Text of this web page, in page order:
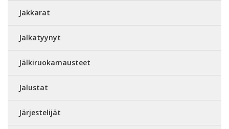
Jakkarat
Jalkatyynyt
Jälkiruokamausteet
Jalustat
Järjestelijät